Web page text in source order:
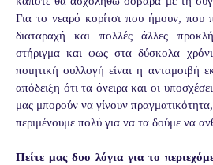
Για το νεαρό κορίτσι που ήμουν, που
διαταραχή και πολλές άλλες
στήριγμα και φως στα δύσκολα
ποιητική συλλογή είναι η ανταμοιβή
απόδειξη ότι τα όνειρα και οι
μας μπορούν να γίνουν
περιμένουμε πολύ για να τα δούμε να
Πείτε μας δυο λόγια για το